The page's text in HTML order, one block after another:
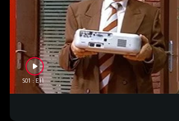
S01 : E11